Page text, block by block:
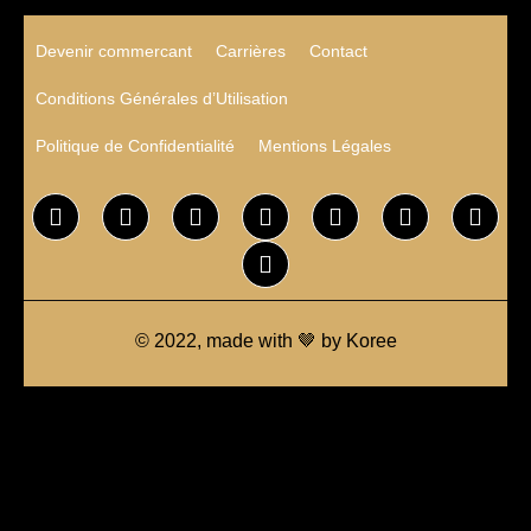
Devenir commercant Carrières Contact
Conditions Générales d’Utilisation
Politique de Confidentialité Mentions Légales
© 2022, made with 🤎 by Koree